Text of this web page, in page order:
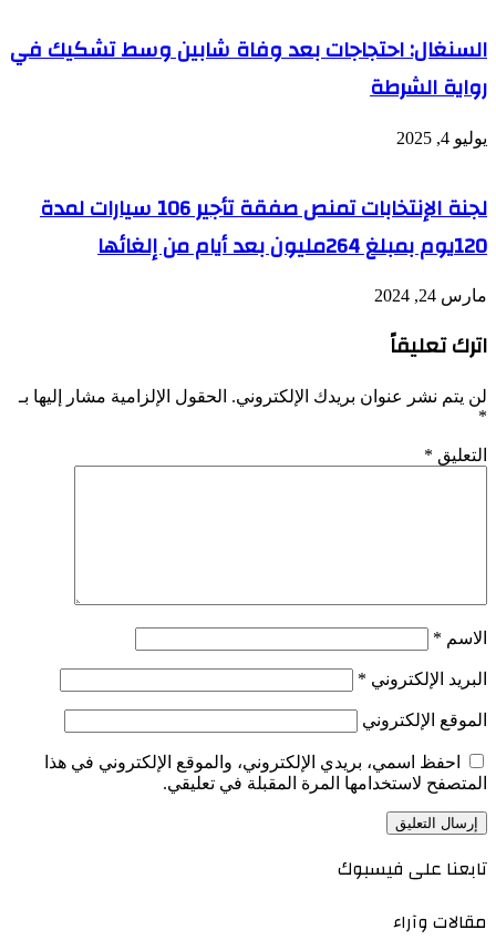
السنغال: احتجاجات بعد وفاة شابين وسط تشكيك في
رواية الشرطة
يوليو 4, 2025
لجنة الإنتخابات تمنص صفقة تأجير 106 سيارات لمدة
120يوم بمبلغ 264مليون بعد أيام من إلغائها
مارس 24, 2024
اترك تعليقاً
لن يتم نشر عنوان بريدك الإلكتروني. الحقول الإلزامية مشار إليها بـ
*
التعليق *
الاسم *
البريد الإلكتروني *
الموقع الإلكتروني
احفظ اسمي، بريدي الإلكتروني، والموقع الإلكتروني في هذا
المتصفح لاستخدامها المرة المقبلة في تعليقي.
تابعنا على فيسبوك
مقالات وآراء